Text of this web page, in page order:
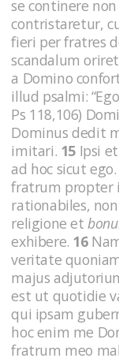
se continere
contristaretur,
fieri per fratres
scandalum
a Domino
illud psalmi: “Ego
Ps 118,106)
Dominus dedit
imitari. 15 Ipsi
ad hoc sicut
fratrum propter
rationabiles,
religione et
exhibere. 16
veritate
majus
est ut quotidie
qui ipsam
hoc enim me
fratrum meo